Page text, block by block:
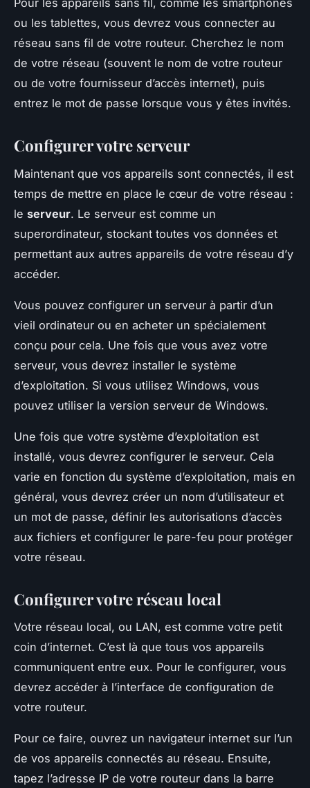
ou les tablettes, vous devrez vous connecter au
réseau sans fil de votre routeur. Cherchez le nom
de votre réseau (souvent le nom de votre routeur
ou de votre fournisseur d’accès internet), puis
entrez le mot de passe lorsque vous y êtes invités.
Configurer votre serveur
Maintenant que vos appareils sont connectés, il est
temps de mettre en place le cœur de votre réseau :
le serveur. Le serveur est comme un
superordinateur, stockant toutes vos données et
permettant aux autres appareils de votre réseau d’y
accéder.
Vous pouvez configurer un serveur à partir d’un
vieil ordinateur ou en acheter un spécialement
conçu pour cela. Une fois que vous avez votre
serveur, vous devrez installer le système
d’exploitation. Si vous utilisez Windows, vous
pouvez utiliser la version serveur de Windows.
Une fois que votre système d’exploitation est
installé, vous devrez configurer le serveur. Cela
varie en fonction du système d’exploitation, mais en
général, vous devrez créer un nom d’utilisateur et
un mot de passe, définir les autorisations d’accès
aux fichiers et configurer le pare-feu pour protéger
votre réseau.
Configurer votre réseau local
Votre réseau local, ou LAN, est comme votre petit
coin d’internet. C’est là que tous vos appareils
communiquent entre eux. Pour le configurer, vous
devrez accéder à l’interface de configuration de
votre routeur.
Pour ce faire, ouvrez un navigateur internet sur l’un
de vos appareils connectés au réseau. Ensuite,
tapez l’adresse IP de votre routeur dans la barre